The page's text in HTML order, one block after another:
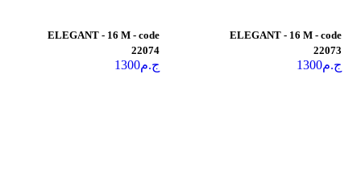
ELEGANT - 16 M - code
22073
ج.م1300
ELEGANT - 16 M - code
22074
ج.م1300